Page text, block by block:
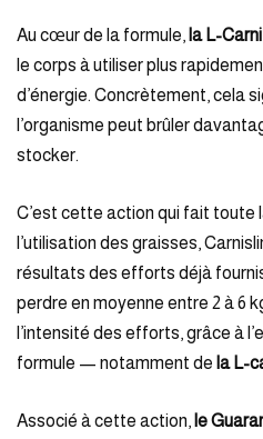
Au cœur de la formule, la L-
le corps à utiliser plus
d’énergie. Concrètement, cela
l’organisme peut brûler
stocker.
C’est cette action qui fait toute
l’utilisation des graisses,
résultats des efforts déjà
perdre en moyenne entre 2 à 6
l’intensité des efforts, grâce à
formule — notamment de la L-
Associé à cette action, le